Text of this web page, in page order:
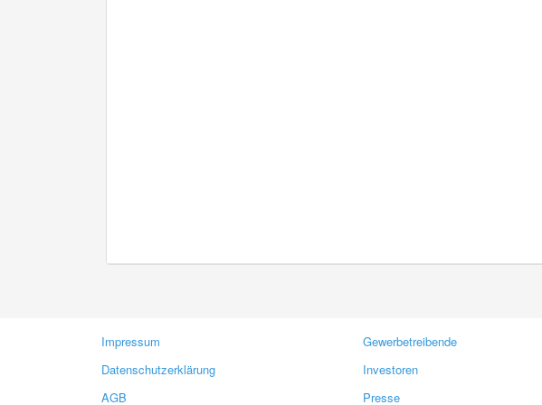
Impressum
Datenschutzerklärung
AGB
Gewerbetreibende
Investoren
Presse